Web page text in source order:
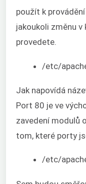
použít k
jakoukoli změnu
provedete.
/etc/
Jak napovídá
Port 80 je ve
zavedení modulů
tom, které porty
/etc/